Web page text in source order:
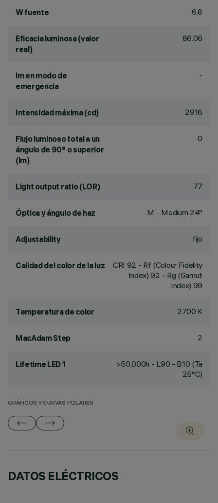
W fuente 6.8
Eficacia luminosa (valor
real)
86.06
lm en modo de
emergencia
-
Intensidad máxima (cd) 2916
Flujo luminoso total a un
ángulo de 90° o superior
(lm)
0
Light output ratio (LOR) 77
Óptica y ángulo de haz M - Medium 24°
Adjustability fijo
Calidad del color de la luz CRI 92 - Rf (Colour Fidelity
Index) 92 - Rg (Gamut
Index) 99
Temperatura de color 2700 K
MacAdam Step 2
Lifetime LED 1
>50,000h - L90 - B10 (Ta
25°C)
GRÁFICOS Y CURVAS POLARES
DATOS ELÉCTRICOS